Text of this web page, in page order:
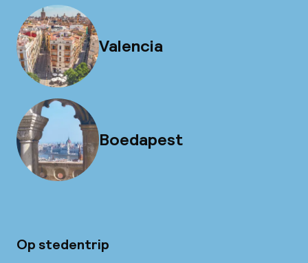
Valencia
Boedapest
Op stedentrip